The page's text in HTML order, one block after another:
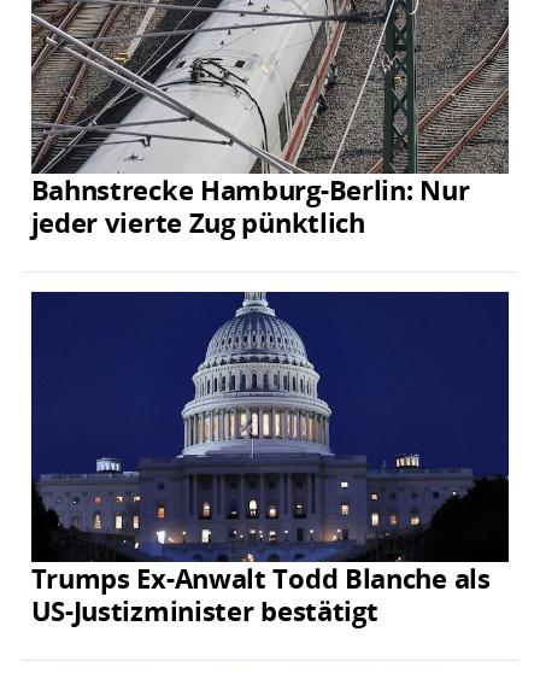
Bahnstrecke Hamburg-Berlin: Nur
jeder vierte Zug pünktlich
Trumps Ex-Anwalt Todd Blanche als
US-Justizminister bestätigt